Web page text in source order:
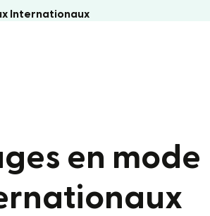
Internationaux
en mode